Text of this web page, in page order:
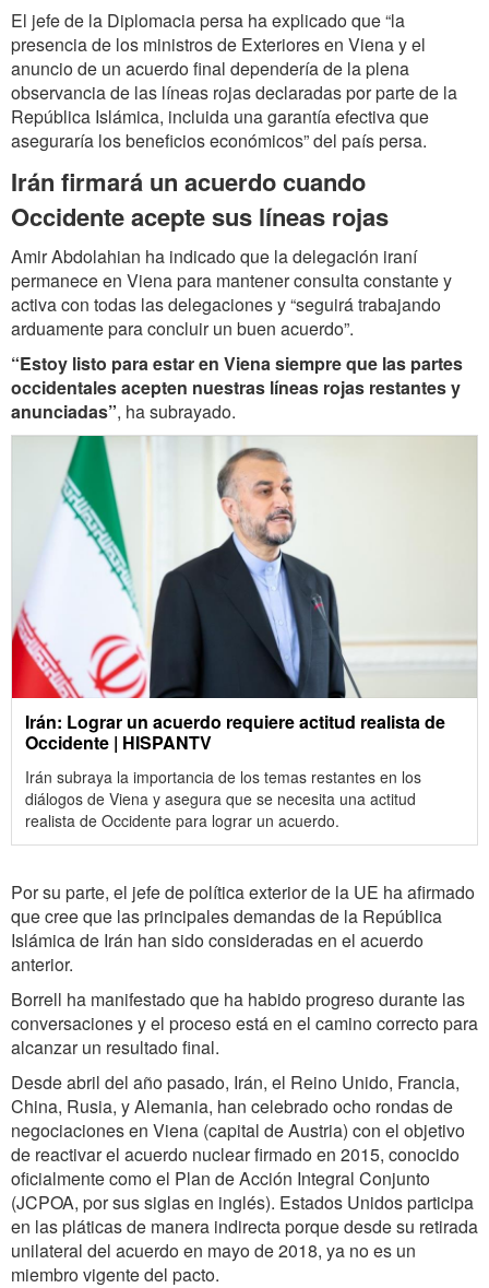
El jefe de la Diplomacia persa ha explicado que “la
presencia de los ministros de Exteriores en Viena y el
anuncio de un acuerdo final dependería de la plena
observancia de las líneas rojas declaradas por parte de la
República Islámica, incluida una garantía efectiva que
aseguraría los beneficios económicos” del país persa.
Irán firmará un acuerdo cuando
Occidente acepte sus líneas rojas
Amir Abdolahian ha indicado que la delegación iraní
permanece en Viena para mantener consulta constante y
activa con todas las delegaciones y “seguirá trabajando
arduamente para concluir un buen acuerdo”.
“Estoy listo para estar en Viena siempre que las partes
occidentales acepten nuestras líneas rojas restantes y
anunciadas”, ha subrayado.
Irán: Lograr un acuerdo requiere actitud realista de
Occidente | HISPANTV
Irán subraya la importancia de los temas restantes en los
diálogos de Viena y asegura que se necesita una actitud
realista de Occidente para lograr un acuerdo.
Por su parte, el jefe de política exterior de la UE ha afirmado
que cree que las principales demandas de la República
Islámica de Irán han sido consideradas en el acuerdo
anterior.
Borrell ha manifestado que ha habido progreso durante las
conversaciones y el proceso está en el camino correcto para
alcanzar un resultado final.
Desde abril del año pasado, Irán, el Reino Unido, Francia,
China, Rusia, y Alemania, han celebrado ocho rondas de
negociaciones en Viena (capital de Austria) con el objetivo
de reactivar el acuerdo nuclear firmado en 2015, conocido
oficialmente como el Plan de Acción Integral Conjunto
(JCPOA, por sus siglas en inglés). Estados Unidos participa
en las pláticas de manera indirecta porque desde su retirada
unilateral del acuerdo en mayo de 2018, ya no es un
miembro vigente del pacto.